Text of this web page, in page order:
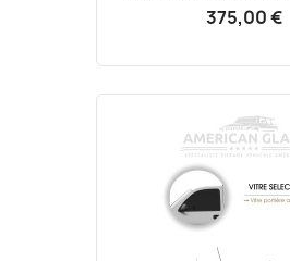
375,00 €